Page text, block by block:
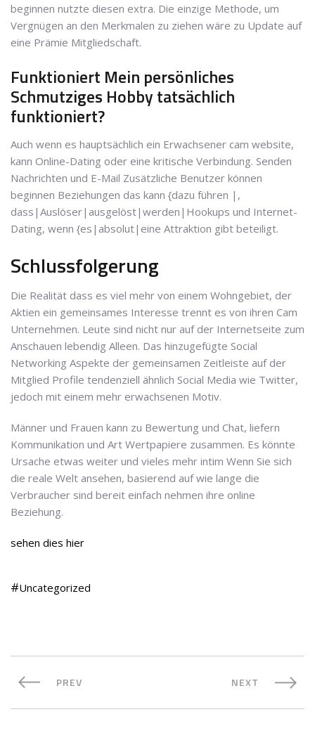
beginnen nutzte diesen extra. Die einzige Methode, um
Vergnügen an den Merkmalen zu ziehen wäre zu Update auf
eine Prämie Mitgliedschaft.
Funktioniert Mein persönliches
Schmutziges Hobby tatsächlich
funktioniert?
Auch wenn es hauptsächlich ein Erwachsener cam website,
kann Online-Dating oder eine kritische Verbindung. Senden
Nachrichten und E-Mail Zusätzliche Benutzer können
beginnen Beziehungen das kann {dazu führen |,
dass|Auslöser|ausgelöst|werden|Hookups und Internet-
Dating, wenn {es|absolut|eine Attraktion gibt beteiligt.
Schlussfolgerung
Die Realität dass es viel mehr von einem Wohngebiet, der
Aktien ein gemeinsames Interesse trennt es von ihren Cam
Unternehmen. Leute sind nicht nur auf der Internetseite zum
Anschauen lebendig Alleen. Das hinzugefügte Social
Networking Aspekte der gemeinsamen Zeitleiste auf der
Mitglied Profile tendenziell ähnlich Social Media wie Twitter,
jedoch mit einem mehr erwachsenen Motiv.
Männer und Frauen kann zu Bewertung und Chat, liefern
Kommunikation und Art Wertpapiere zusammen. Es könnte
Ursache etwas weiter und vieles mehr intim Wenn Sie sich
die reale Welt ansehen, basierend auf wie lange die
Verbraucher sind bereit einfach nehmen ihre online
Beziehung.
sehen dies hier
Uncategorized
PREV NEXT